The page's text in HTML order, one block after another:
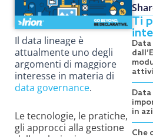
Il data lineage è
attualmente uno degli
argomenti di maggiore
interesse in materia di
data governance.
Le tecnologie, le pratiche,
gli approcci alla gestione
Ti
attivi
Data
in
Che